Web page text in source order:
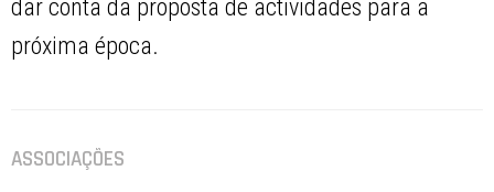
dar conta da proposta de actividades para a
próxima época.
ASSOCIAÇÕES